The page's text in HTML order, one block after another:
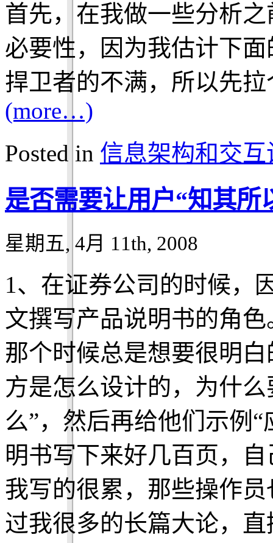
首先，在我做一些分析
必要性，因为我估计下
捍卫者的不满，所以先
(more…)
Posted in 信息架构和交互
是否需要让用户“知其所
星期五, 4月 11th, 2008
1、在证券公司的时候，
文撰写产品说明书的角色
那个时候总是想要很明
方是怎么设计的，为什
么”，然后再给他们示例
明书写下来好几百页，
我写的很累，那些操作
过我很多的长篇大论，